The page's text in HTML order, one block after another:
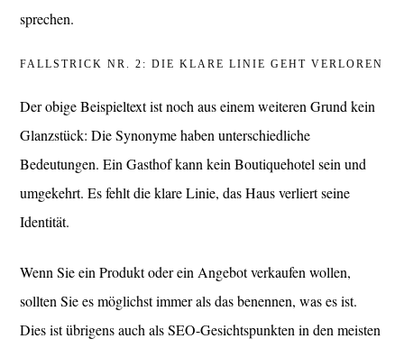
sprechen.
FALLSTRICK NR. 2: DIE KLARE LINIE GEHT VERLOREN
Der obige Beispieltext ist noch aus einem weiteren Grund kein
Glanzstück: Die Synonyme haben unterschiedliche
Bedeutungen. Ein Gasthof kann kein Boutiquehotel sein und
umgekehrt. Es fehlt die klare Linie, das Haus verliert seine
Identität.
Wenn Sie ein Produkt oder ein Angebot verkaufen wollen,
sollten Sie es möglichst immer als das benennen, was es ist.
Dies ist übrigens auch als SEO-Gesichtspunkten in den meisten